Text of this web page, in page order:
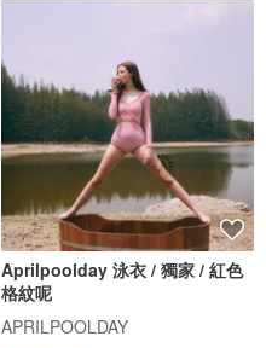
Aprilpoolday 泳衣 / 獨家 / 紅色
格紋呢
APRILPOOLDAY